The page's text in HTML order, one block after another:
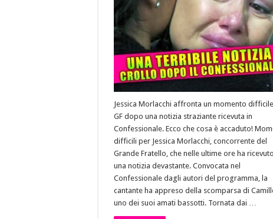
Jessica Morlacchi affronta un momento difficile
GF dopo una notizia straziante ricevuta in
Confessionale. Ecco che cosa è accaduto!
difficili per Jessica Morlacchi, concorrente del
Grande Fratello, che nelle ultime ore ha ricevuto
una notizia devastante. Convocata nel
Confessionale dagli autori del programma, la
cantante ha appreso della scomparsa di
uno dei suoi amati bassotti. Tornata dai …